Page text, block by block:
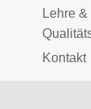
Lehre &
Kontakt